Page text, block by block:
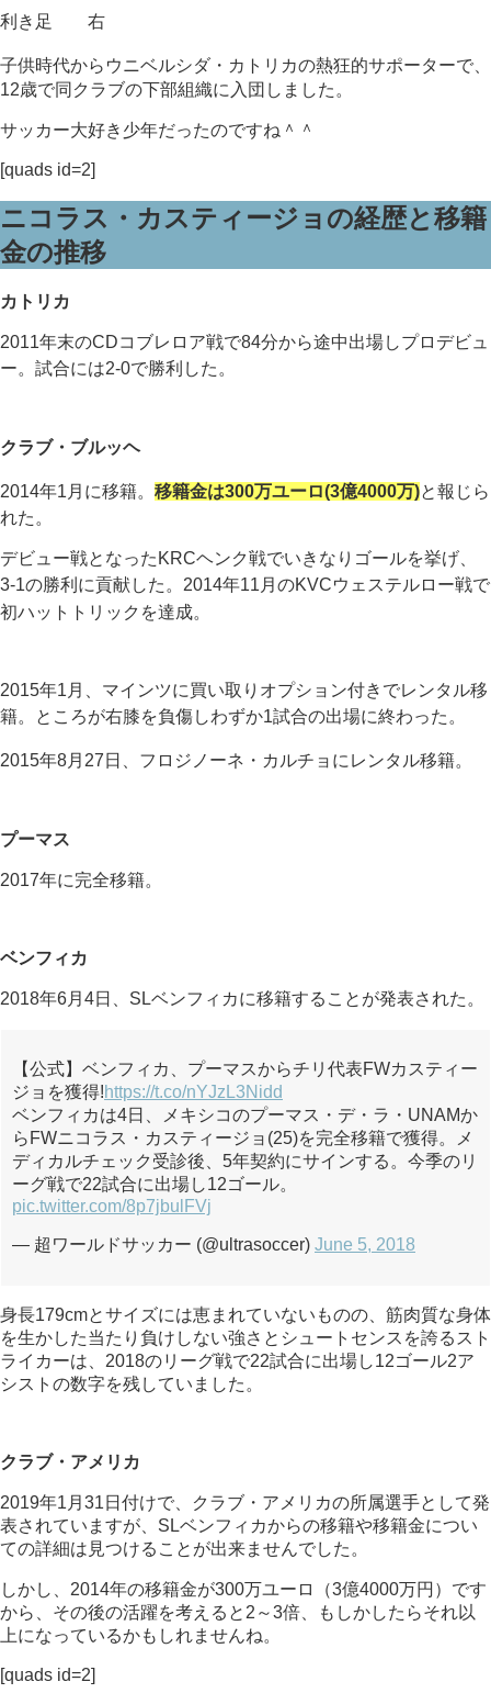
利き足 右
子供時代からウニベルシダ・カトリカの熱狂的サポーターで、
12歳で同クラブの下部組織に入団しました。
サッカー大好き少年だったのですね＾＾
[quads id=2]
ニコラス・カスティージョの経歴と移籍
金の推移
カトリカ
2011年末のCDコブレロア戦で84分から途中出場しプロデビュ
ー。試合には2-0で勝利した。
クラブ・ブルッヘ
2014年1月に移籍。 移籍金は300万ユーロ(3億4000万)と報じら
れた 。
デビュー戦となったKRCヘンク戦でいきなりゴールを挙げ、
3-1の勝利に貢献した。2014年11月のKVCウェステルロー戦で
初ハットトリックを達成。
2015年1月、マインツに買い取りオプション付きでレンタル移
籍。ところが右膝を負傷しわずか1試合の出場に終わった 。
2015年8月27日、フロジノーネ・カルチョにレンタル移籍。
プーマス
2017年に完全移籍。
ベンフィカ
2018年6月4日、SLベンフィカに移籍することが発表された。
【公式】ベンフィカ、プーマスからチリ代表FWカスティー
ジョを獲得!https://t.co/nYJzL3Nidd
ベンフィカは4日、メキシコのプーマス・デ・ラ・UNAMか
らFWニコラス・カスティージョ(25)を完全移籍で獲得。メ
ディカルチェック受診後、5年契約にサインする。今季のリ
ーグ戦で22試合に出場し12ゴール。
pic.twitter.com/8p7jbulFVj
— 超ワールドサッカー (@ultrasoccer) June 5, 2018
身長179cmとサイズには恵まれていないものの、筋肉質な身体
を生かした当たり負けしない強さとシュートセンスを誇るスト
ライカーは、2018のリーグ戦で22試合に出場し12ゴール2ア
シストの数字を残していました。
クラブ・アメリカ
2019年1月31日付けで、クラブ・アメリカの所属選手として発
表されていますが、SLベンフィカからの移籍や移籍金につい
ての詳細は見つけることが出来ませんでした。
しかし、2014年の移籍金が300万ユーロ（3億4000万円）です
から、その後の活躍を考えると2～3倍、もしかしたらそれ以
上になっているかもしれませんね。
[quads id=2]